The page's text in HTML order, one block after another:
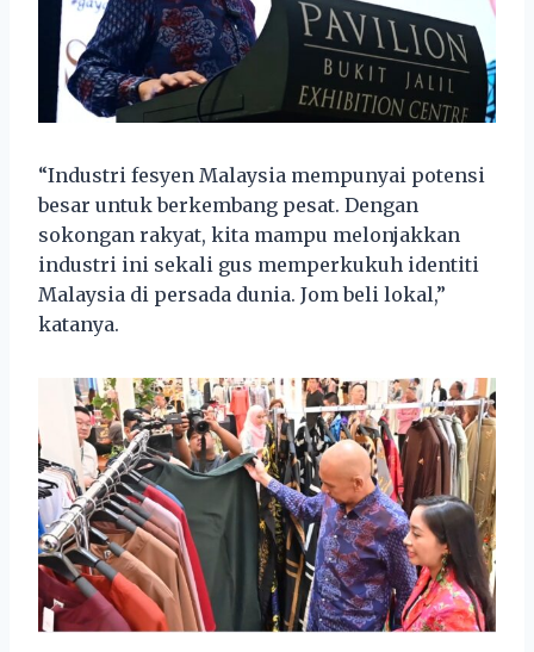
“Industri fesyen Malaysia mempunyai potensi
besar untuk berkembang pesat. Dengan
sokongan rakyat, kita mampu melonjakkan
industri ini sekali gus memperkukuh identiti
Malaysia di persada dunia. Jom beli lokal,”
katanya.